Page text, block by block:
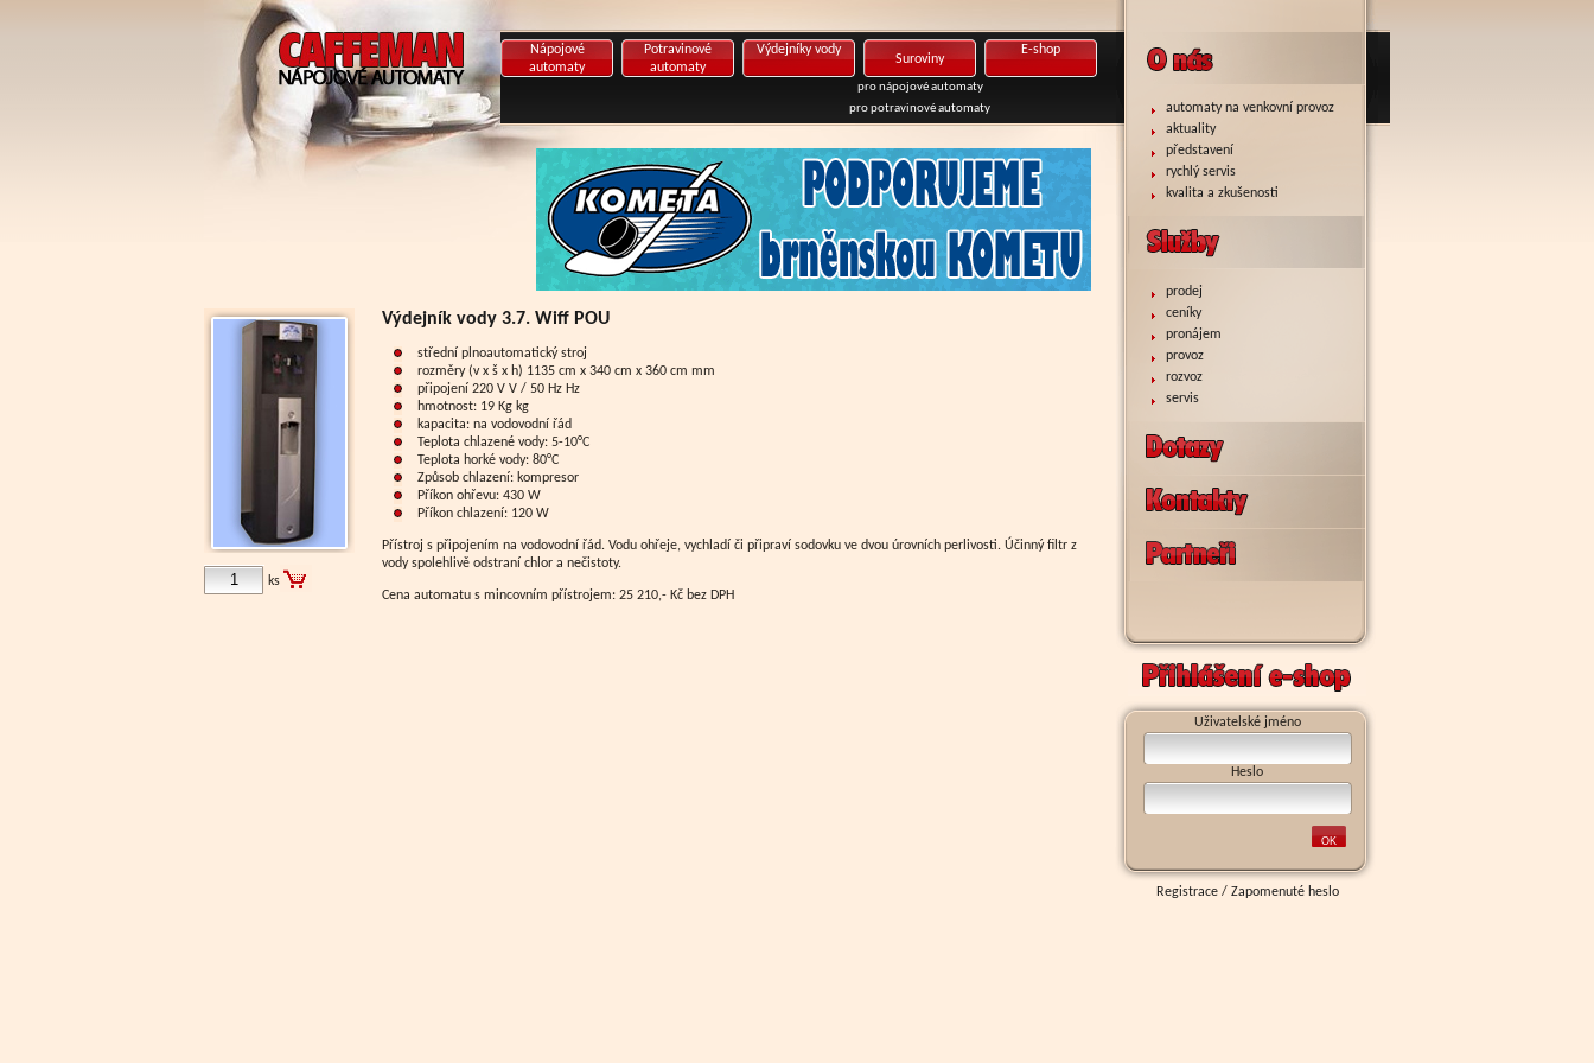
Nápojové
automaty
Potravinové
automaty
Výdejníky vody
Suroviny
pro nápojové automaty
pro potravinové automaty
E-shop
automaty na venkovní provoz
aktuality
představení
rychlý servis
kvalita a zkušenosti
prodej
ceníky
pronájem
provoz
rozvoz
servis
Uživatelské jméno
Heslo
Registrace/ Zapomenuté heslo
ks
Výdejník vody 3.7. Wiff POU
střední plnoautomatický stroj
rozměry (v x š x h) 1135 cm x 340 cm x 360 cm mm
připojení 220 V V / 50 Hz Hz
hmotnost: 19 Kg kg
kapacita: na vodovodní řád
Teplota chlazené vody: 5-10°C
Teplota horké vody: 80°C
Způsob chlazení: kompresor
Příkon ohřevu: 430 W
Příkon chlazení: 120 W
Přístroj s připojením na vodovodní řád. Vodu ohřeje, vychladí či připraví sodovku ve dvou úrovních perlivosti. Účinný filtr z
vody spolehlivě odstraní chlor a nečistoty.
Cena automatu s mincovním přístrojem: 25 210,- Kč bez DPH